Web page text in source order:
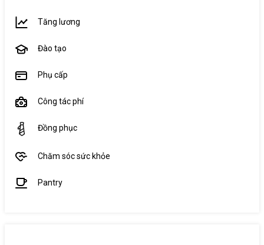
Tăng lương
Đào tạo
Phụ cấp
Công tác phí
Đồng phục
Chăm sóc sức khỏe
Pantry